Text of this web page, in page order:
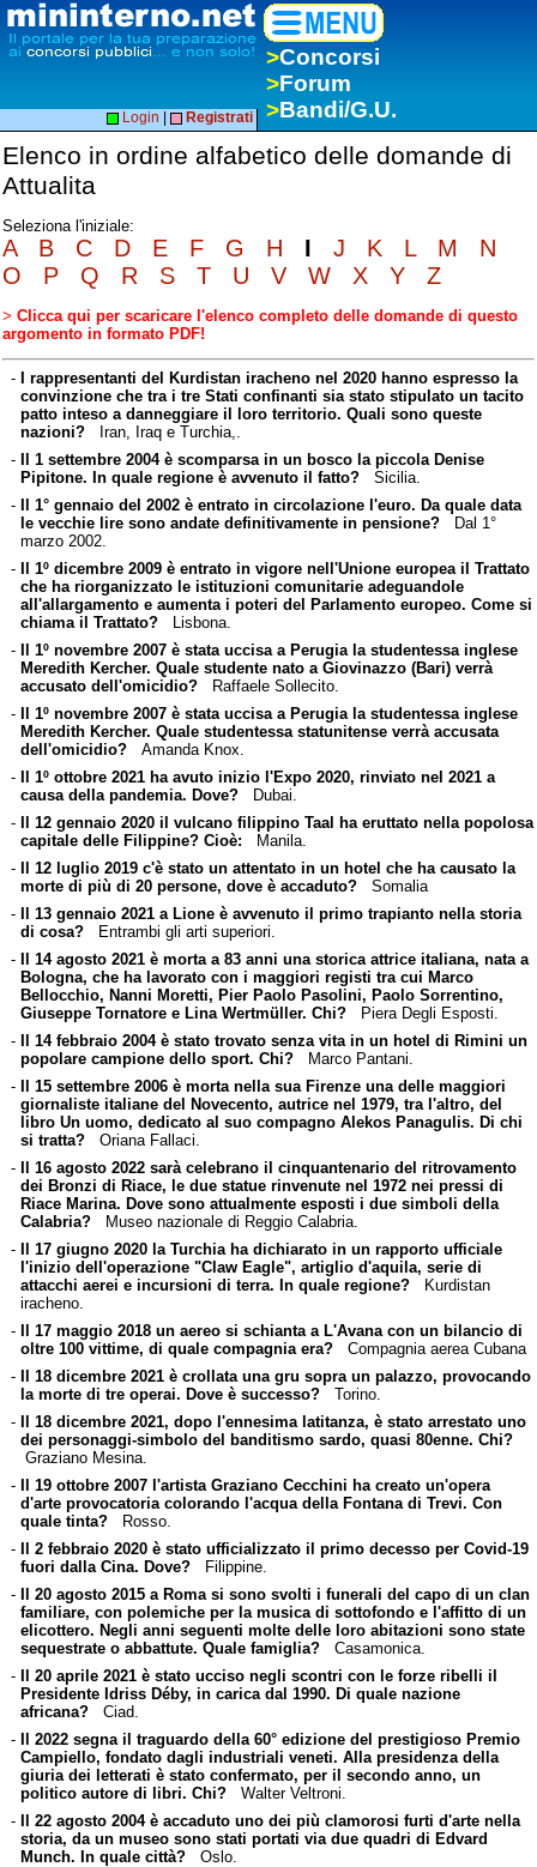
>Concorsi
>Forum
>Bandi/G.U.
Login Registrati
Elenco in ordine alfabetico delle domande di
Attualita
Seleziona l'iniziale:
A B C D E F G H I J K L M
N
O
P Q R S T U V W X Y Z
> Clicca qui per scaricare l'elenco completo delle domande di questo
argomento in formato PDF!
- I rappresentanti del Kurdistan iracheno nel 2020 hanno espresso la
convinzione che tra i tre Stati confinanti sia stato stipulato un tacito
patto inteso a danneggiare il loro territorio. Quali sono queste
nazioni?Iran, Iraq e Turchia,.
- Il 1 settembre 2004 è scomparsa in un bosco la piccola Denise
Pipitone. In quale regione è avvenuto il fatto?Sicilia.
- Il 1° gennaio del 2002 è entrato in circolazione l'euro. Da quale data
le vecchie lire sono andate definitivamente in pensione?Dal 1°
marzo 2002.
- Il 1º dicembre 2009 è entrato in vigore nell'Unione europea il Trattato
che ha riorganizzato le istituzioni comunitarie adeguandole
all'allargamento e aumenta i poteri del Parlamento europeo. Come si
chiama il Trattato?Lisbona.
- Il 1º novembre 2007 è stata uccisa a Perugia la studentessa inglese
Meredith Kercher. Quale studente nato a Giovinazzo (Bari) verrà
accusato dell'omicidio?Raffaele Sollecito.
- Il 1º novembre 2007 è stata uccisa a Perugia la studentessa inglese
Meredith Kercher. Quale studentessa statunitense verrà accusata
dell'omicidio?Amanda Knox.
- Il 1º ottobre 2021 ha avuto inizio l'Expo 2020, rinviato nel 2021 a
causa della pandemia. Dove?Dubai.
- Il 12 gennaio 2020 il vulcano filippino Taal ha eruttato nella popolosa
capitale delle Filippine? Cioè: Manila.
- Il 12 luglio 2019 c'è stato un attentato in un hotel che ha causato la
morte di più di 20 persone, dove è accaduto?Somalia
- Il 13 gennaio 2021 a Lione è avvenuto il primo trapianto nella storia
di cosa?Entrambi gli arti superiori.
- Il 14 agosto 2021 è morta a 83 anni una storica attrice italiana, nata a
Bologna, che ha lavorato con i maggiori registi tra cui Marco
Bellocchio, Nanni Moretti, Pier Paolo Pasolini, Paolo Sorrentino,
Giuseppe Tornatore e Lina Wertmüller. Chi?Piera Degli Esposti.
- Il 14 febbraio 2004 è stato trovato senza vita in un hotel di Rimini un
popolare campione dello sport. Chi?Marco Pantani.
- Il 15 settembre 2006 è morta nella sua Firenze una delle maggiori
giornaliste italiane del Novecento, autrice nel 1979, tra l'altro, del
libro Un uomo, dedicato al suo compagno Alekos Panagulis. Di chi
si tratta?Oriana Fallaci.
- Il 16 agosto 2022 sarà celebrano il cinquantenario del ritrovamento
dei Bronzi di Riace, le due statue rinvenute nel 1972 nei pressi di
Riace Marina. Dove sono attualmente esposti i due simboli della
Calabria?Museo nazionale di Reggio Calabria.
- Il 17 giugno 2020 la Turchia ha dichiarato in un rapporto ufficiale
l'inizio dell'operazione "Claw Eagle", artiglio d'aquila, serie di
attacchi aerei e incursioni di terra. In quale regione?Kurdistan
iracheno.
- Il 17 maggio 2018 un aereo si schianta a L'Avana con un bilancio di
oltre 100 vittime, di quale compagnia era?Compagnia aerea Cubana
- Il 18 dicembre 2021 è crollata una gru sopra un palazzo, provocando
la morte di tre operai. Dove è successo?Torino.
- Il 18 dicembre 2021, dopo l'ennesima latitanza, è stato arrestato uno
dei personaggi-simbolo del banditismo sardo, quasi 80enne. Chi?
Graziano Mesina.
- Il 19 ottobre 2007 l'artista Graziano Cecchini ha creato un'opera
d'arte provocatoria colorando l'acqua della Fontana di Trevi. Con
quale tinta?Rosso.
- Il 2 febbraio 2020 è stato ufficializzato il primo decesso per Covid-19
fuori dalla Cina. Dove?Filippine.
- Il 20 agosto 2015 a Roma si sono svolti i funerali del capo di un clan
familiare, con polemiche per la musica di sottofondo e l'affitto di un
elicottero. Negli anni seguenti molte delle loro abitazioni sono state
sequestrate o abbattute. Quale famiglia?Casamonica.
- Il 20 aprile 2021 è stato ucciso negli scontri con le forze ribelli il
Presidente Idriss Déby, in carica dal 1990. Di quale nazione
africana?Ciad.
- Il 2022 segna il traguardo della 60° edizione del prestigioso Premio
Campiello, fondato dagli industriali veneti. Alla presidenza della
giuria dei letterati è stato confermato, per il secondo anno, un
politico autore di libri. Chi?Walter Veltroni.
- Il 22 agosto 2004 è accaduto uno dei più clamorosi furti d'arte nella
storia, da un museo sono stati portati via due quadri di Edvard
Munch. In quale città?Oslo.